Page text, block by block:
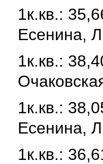
1к.кв.:
Есенина,
1к.кв.:
1к.кв.:
Есенина,
1к.кв.: